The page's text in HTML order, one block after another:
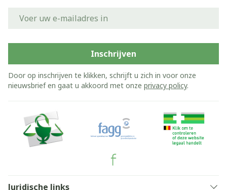
Inschrijven
Door op inschrijven te klikken, schrijft u zich in voor onze
nieuwsbrief en gaat u akkoord met onze privacy policy.
Juridische links